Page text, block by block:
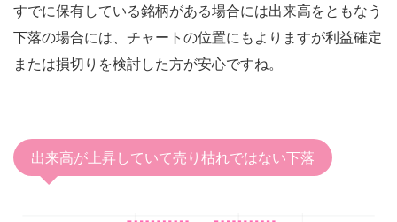
すでに保有している銘柄がある場合には出来高をともなう
下落の場合には、チャートの位置にもよりますが利益確定
または損切りを検討した方が安心ですね。
出来高が上昇していて売り枯れではない下落